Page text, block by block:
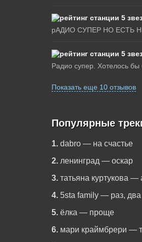
рАДИО СУПЕР НО ЕСТЬ
Радио супер. Хотелось
Показать еще 10 отзывов
Популярные
1. dabro — на счастье
2. ленинград — оскар
3. татьяна куртукова —
4. 5sta family — раз, два
5. ёлка — проще
6. мари краймбрери —